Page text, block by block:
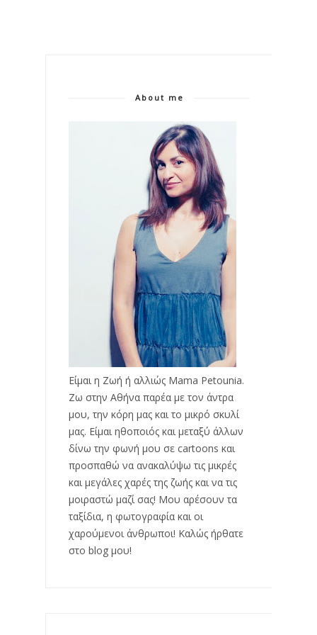
About me
Είμαι η Ζωή ή αλλιώς Mama Petounia.
Ζω στην Αθήνα παρέα με τον άντρα
μου, την κόρη μας και το μικρό σκυλί
μας. Είμαι ηθοποιός και μεταξύ άλλων
δίνω την φωνή μου σε cartoons και
προσπαθώ να ανακαλύψω τις μικρές
και μεγάλες χαρές της ζωής και να τις
μοιραστώ μαζί σας! Μου αρέσουν τα
ταξίδια, η φωτογραφία και οι
χαρούμενοι άνθρωποι! Καλώς ήρθατε
στο blog μου!